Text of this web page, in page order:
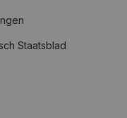
Staatsblad